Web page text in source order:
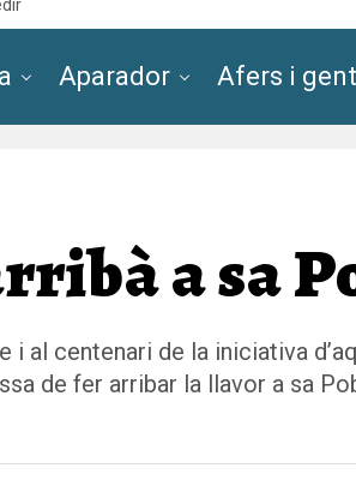
Aparador Afers i gent
a sa
al centenari de la iniciativa
de fer arribar la llavor a sa